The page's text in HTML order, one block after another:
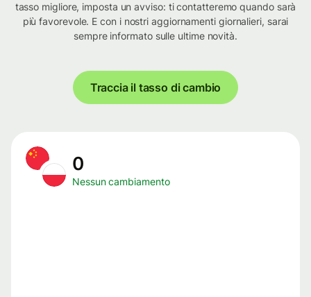
tasso migliore, imposta un avviso: ti contatteremo quando sarà
più favorevole. E con i nostri aggiornamenti giornalieri, sarai
sempre informato sulle ultime novità.
Traccia il tasso di cambio
0
Nessun cambiamento